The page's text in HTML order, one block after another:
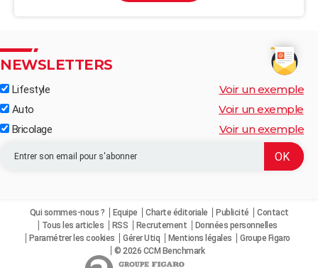
NEWSLETTERS
Lifestyle Voir un exemple
Auto Voir un exemple
Bricolage Voir un exemple
Qui sommes-nous ? Equipe Charte éditoriale Publicité
Contact
Tous les articles
RSS Recrutement
Données personnelles
Paramétrer les cookies
Gérer Utiq Mentions légales
Groupe Figaro
© 2026 CCM Benchmark